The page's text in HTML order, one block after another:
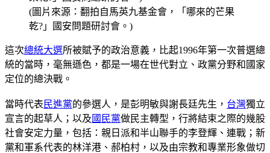
(圖片來源：翻拍自馬英九基金會，「哪來的芒果
乾?」國安問題研討會。)
這次總統大選所被賦予的政治意義，比起1996年第一次普選總
統的當時，毫無遜色，都是一場在世代對立、政黨分野和國家
定位的總決戰。
當時代表 民進黨的參選人，是彭明敏與謝長廷先生， 台灣獨立
宣言的起草人；以及 國民黨做民主轉型，行將結束之際的幾股
社會安定力量，包括：親日派和半山聯手的李登輝、連戰；新
黨和軍系代表的林洋港、郝柏村，以及由宗教和專業形象做切